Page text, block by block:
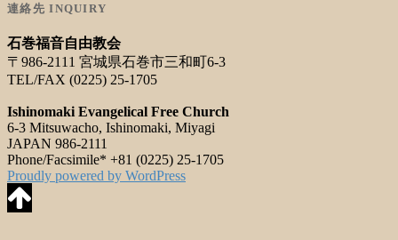
連絡先 INQUIRY
石巻福音自由教会
〒986-2111 宮城県石巻市三和町6-3
TEL/FAX (0225) 25-1705
Ishinomaki Evangelical Free Church
6-3 Mitsuwacho, Ishinomaki, Miyagi
JAPAN 986-2111
Phone/Facsimile* +81 (0225) 25-1705
Proudly powered by WordPress